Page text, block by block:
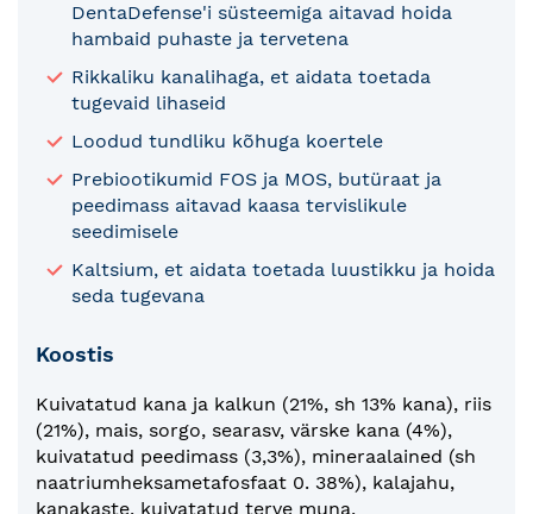
DentaDefense'i süsteemiga aitavad hoida
hambaid puhaste ja tervetena
Rikkaliku kanalihaga, et aidata toetada
tugevaid lihaseid
Loodud tundliku kõhuga koertele
Prebiootikumid FOS ja MOS, butüraat ja
peedimass aitavad kaasa tervislikule
seedimisele
Kaltsium, et aidata toetada luustikku ja hoida
seda tugevana
Koostis
Kuivatatud kana ja kalkun (21%, sh 13% kana), riis
(21%), mais, sorgo, searasv, värske kana (4%),
kuivatatud peedimass (3,3%), mineraalained (sh
naatriumheksametafosfaat 0. 38%), kalajahu,
kanakaste, kuivatatud terve muna,